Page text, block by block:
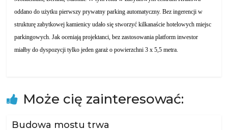
oddano do użytku pierwszy prywatny parking automatyczny. Bez ingerencji w
strukturę zabytkowej kamienicy udało się stworzyć kilkanaście hotelowych miejsc
parkingowych. Jak oceniają projektanci, bez zastosowania platform inwestor
miałby do dyspozycji tylko jeden garaż o powierzchni 3 x 5,5 metra.
Może cię zainteresować:
Budowa mostu trwa